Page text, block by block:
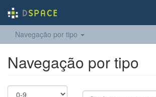
Navegação por tipo
Navegação por tipo